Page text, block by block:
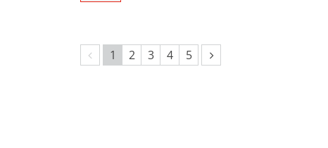
Vorherige Seite
1 2 3 4 5 Nächste Seite